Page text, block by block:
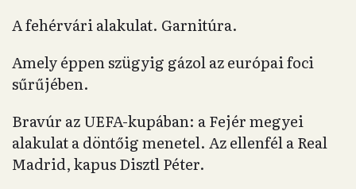
A fehérvári alakulat. Garnitúra.
Amely éppen szügyig gázol az európai foci
sűrűjében.
Bravúr az UEFA-kupában: a Fejér megyei
alakulat a döntőig menetel. Az ellenfél a Real
Madrid, kapus Disztl Péter.